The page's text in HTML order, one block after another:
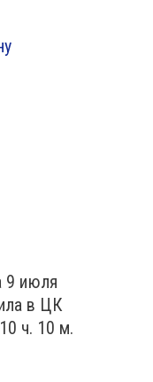
9 июля
в ЦК
ч. 10 м.